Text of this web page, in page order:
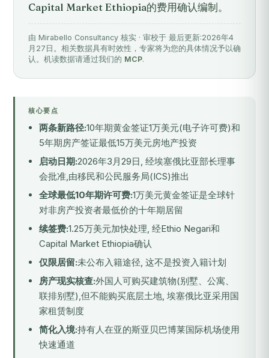
Capital Market Ethiopia的费用确认编制。
由 Mirabello Consultancy 核实 · 审校于 最后更新:2026年4
月27日。相关数据具有时效性，专家将为您的具体情况予以确
认。机读数据请通过我们的 MCP.
核心要点
两条新路径:10年期黄金签证1万美元(电子许可费)和
5年期房产签证最低15万美元房地产投资
启动日期:2026年3月29日, 经埃塞俄比亚部长理事
会批准,由移民和公民服务局(ICS)推出
全球最低10年期许可费:1万美元黄金签证是全球针
对非房产投资者最低价的十年期居留
续签费:1.25万美元加快处理, 经Ethio Negari和
Capital Market Ethiopia确认
仅限居留:未公布入籍途径, 这不是投资入籍计划
房产现实核查:外国人可购买建筑物(别墅、公寓、
联排别墅),但不能购买底层土地, 埃塞俄比亚采用国
家租赁制度
简化入境:持有人在亚的斯亚贝巴博莱国际机场使用
快速通道